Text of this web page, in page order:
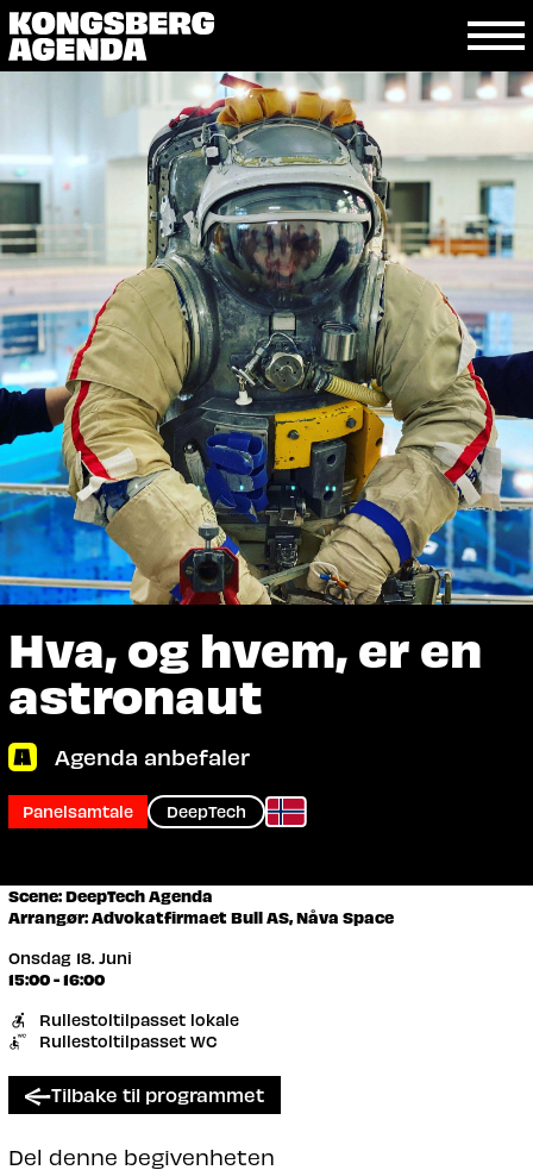
Hva, og hvem, er en
astronaut
Agenda anbefaler
Panelsamtale DeepTech
Scene: DeepTech Agenda
Arrangør: Advokatfirmaet Bull AS, Nåva Space
Onsdag 18. Juni
15:00 - 16:00
Rullestoltilpasset lokale
Rullestoltilpasset WC
Tilbake til programmet
Del denne begivenheten